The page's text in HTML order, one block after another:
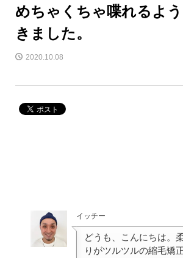
めちゃくちゃ喋れるよ
きました。
2020.10.08
イッチー
どうも、こんにちは。
りがツルツルの縮毛矯